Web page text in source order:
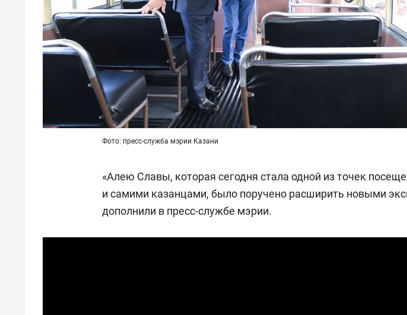
Фото: пресс-служба мэрии Казани
«Алею Славы, которая сегодня стала одной из точек
и самими казанцами, было поручено расширить новыми
дополнили в пресс-службе мэрии.